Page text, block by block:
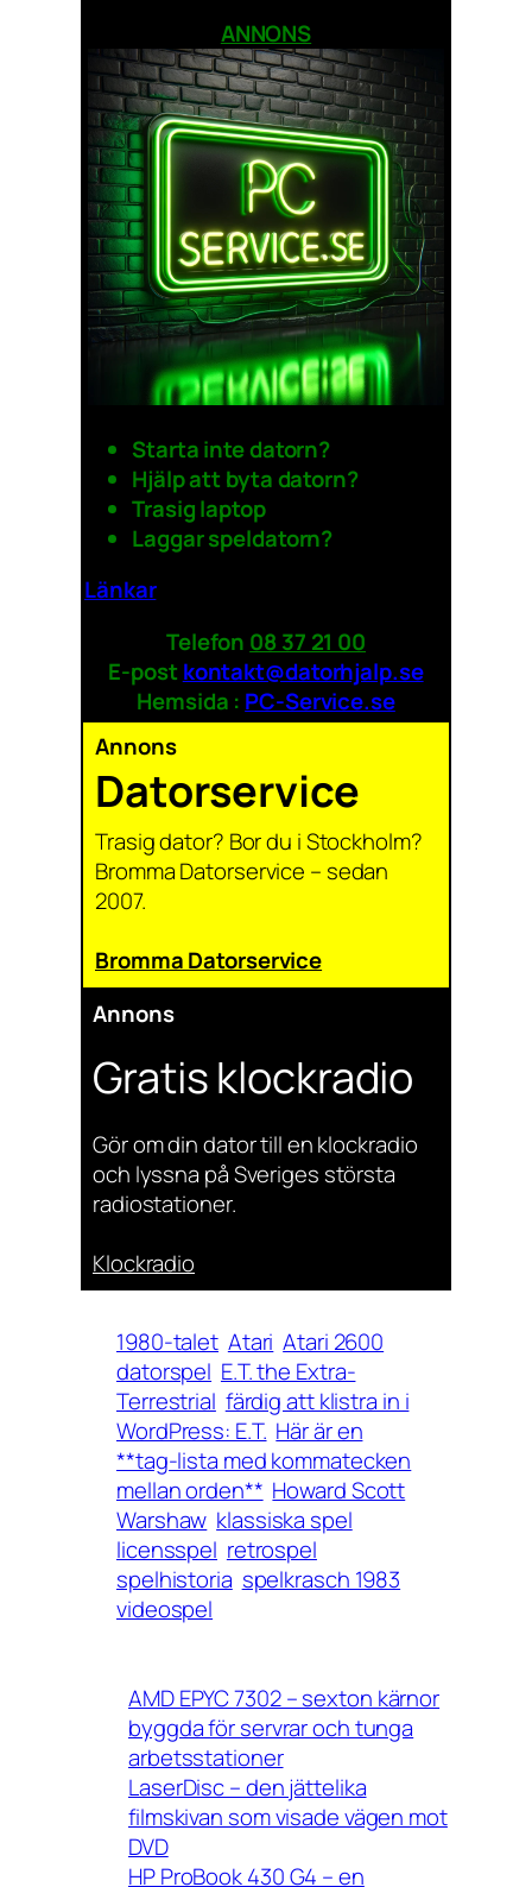
ANNONS
Starta inte datorn?
Hjälp att byta datorn?
Trasig laptop
Laggar speldatorn?
Länkar
Telefon 08 37 21 00
E-post kontakt@datorhjalp.se
Hemsida : PC-Service.se
Annons
Datorservice
Trasig dator? Bor du i Stockholm?
Bromma Datorservice – sedan
2007.
Bromma Datorservice
Annons
Gratis klockradio
Gör om din dator till en klockradio
och lyssna på Sveriges största
radiostationer.
Klockradio
1980-talet Atari Atari 2600
datorspel E.T. the Extra-
Terrestrial färdig att klistra in i
WordPress: E.T. Här är en
**tag-lista med kommatecken
mellan orden** Howard Scott
Warshaw klassiska spel
licensspel retrospel
spelhistoria spelkrasch 1983
videospel
AMD EPYC 7302 – sexton kärnor
byggda för servrar och tunga
arbetsstationer
LaserDisc – den jättelika
filmskivan som visade vägen mot
DVD
HP ProBook 430 G4 – en